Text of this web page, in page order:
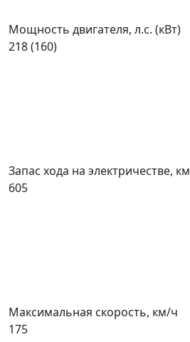
Мощность двигателя, л.с. (кВт)
218 (160)
Запас хода на электричестве, км
605
Максимальная скорость, км/ч
175